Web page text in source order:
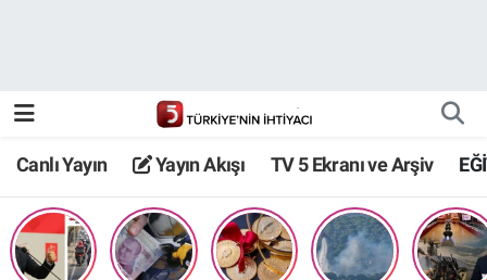
Canlı Yayın Yayın Akışı TV 5 Ekranı ve Arşiv
TV 5 Ekranı ve Arşiv